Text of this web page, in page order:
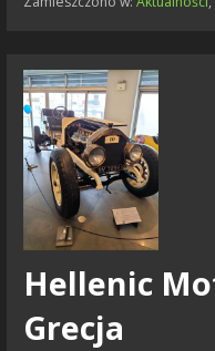
Hellenic
Grecja